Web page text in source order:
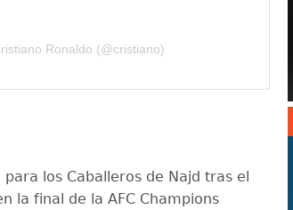
Ronaldo (@cristiano)
los Caballeros de Najd tras el
la final de la AFC Champions